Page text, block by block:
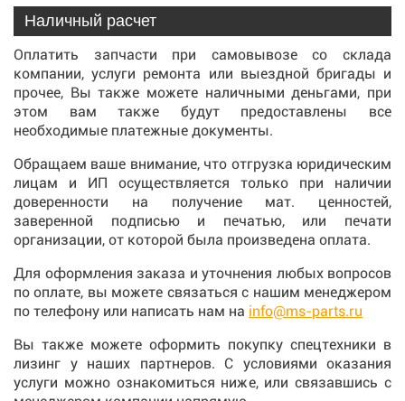
Наличный расчет
Оплатить запчасти при самовывозе со склада
компании, услуги ремонта или выездной бригады и
прочее, Вы также можете наличными деньгами, при
этом вам также будут предоставлены все
необходимые платежные документы.
Обращаем ваше внимание, что отгрузка юридическим
лицам и ИП осуществляется только при наличии
доверенности на получение мат. ценностей,
заверенной подписью и печатью, или печати
организации, от которой была произведена оплата.
Для оформления заказа и уточнения любых вопросов
по оплате, вы можете связаться с нашим менеджером
по телефону или написать нам на info@ms-parts.ru
Вы также можете оформить покупку спецтехники в
лизинг у наших партнеров. С условиями оказания
услуги можно ознакомиться ниже, или связавшись с